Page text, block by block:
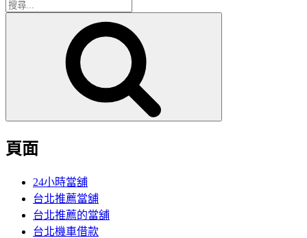
搜
頁面
24小時當舖
台北推薦當舖
台北推薦的當舖
台北機車借款